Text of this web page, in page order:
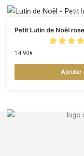
Petit Lutin de Noël rose
14.90€
Ajouter